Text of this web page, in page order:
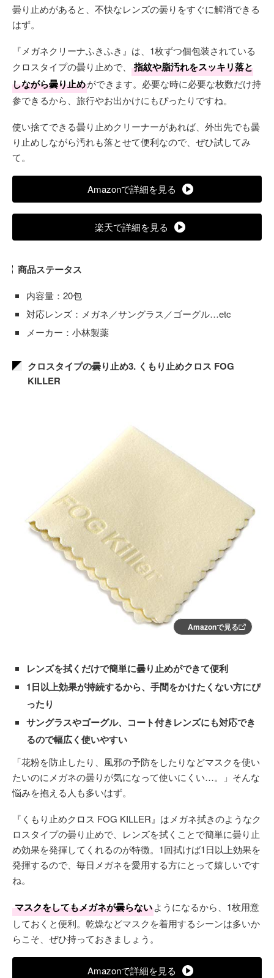
曇り止めがあると、不快なレンズの曇りをすぐに解消できる
はず。
『メガネクリーナふきふき』は、1枚ずつ個包装されている
クロスタイプの曇り止めで、
指紋や脂汚れをスッキリ落と
しながら曇り止めができます。必要な時に必要な枚数だけ持
参できるから、旅行やお出かけにもぴったりですね。
使い捨てできる曇り止めクリーナーがあれば、外出先でも曇
り止めしながら汚れも落とせて便利なので、ぜひ試してみ
て。
Amazonで詳細を見る
楽天で詳細を見る
商品ステータス
内容量：20包
対応レンズ：メガネ／サングラス／ゴーグル…etc
メーカー：小林製薬
クロスタイプの曇り止め3. くもり止めクロス FOG
KILLER
Amazonで見る
レンズを拭くだけで簡単に曇り止めができて便利
1日以上効果が持続するから、手間をかけたくない方にぴ
ったり
サングラスやゴーグル、コート付きレンズにも対応でき
るので幅広く使いやすい
「花粉を防止したり、風邪の予防をしたりなどマスクを使い
たいのにメガネの曇りが気になって使いにくい…。」そんな
悩みを抱える人も多いはず。
『くもり止めクロス FOG KILLER』はメガネ拭きのようなク
ロスタイプの曇り止めで、レンズを拭くことで簡単に曇り止
め効果を発揮してくれるのが特徴。1回拭けば1日以上効果を
発揮するので、毎日メガネを愛用する方にとって嬉しいです
ね。
マスクをしてもメガネが曇らないようになるから、1枚用意
しておくと便利。乾燥などマスクを着用するシーンは多いか
らこそ、ぜひ持っておきましょう。
Amazonで詳細を見る